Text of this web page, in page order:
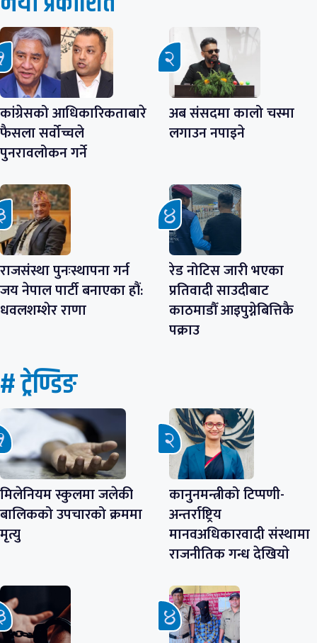
कांग्रेसको आधिकारिकताबारे
फैसला सर्वोच्चले
पुनरावलोकन गर्ने
अब संसदमा कालो चस्मा
लगाउन नपाइने
राजसंस्था पुनःस्थापना गर्न
जय नेपाल पार्टी बनाएका हौं:
धवलशम्शेर राणा
रेड नोटिस जारी भएका
प्रतिवादी साउदीबाट
काठमाडौँ आइपुग्नेबित्तिकै
पक्राउ
# ट्रेण्डिङ
मिलेनियम स्कुलमा जलेकी
बालिकको उपचारको क्रममा
मृत्यु
कानुनमन्त्रीको टिप्पणी-
अन्तर्राष्ट्रिय
मानवअधिकारवादी संस्थामा
राजनीतिक गन्ध देखियाे